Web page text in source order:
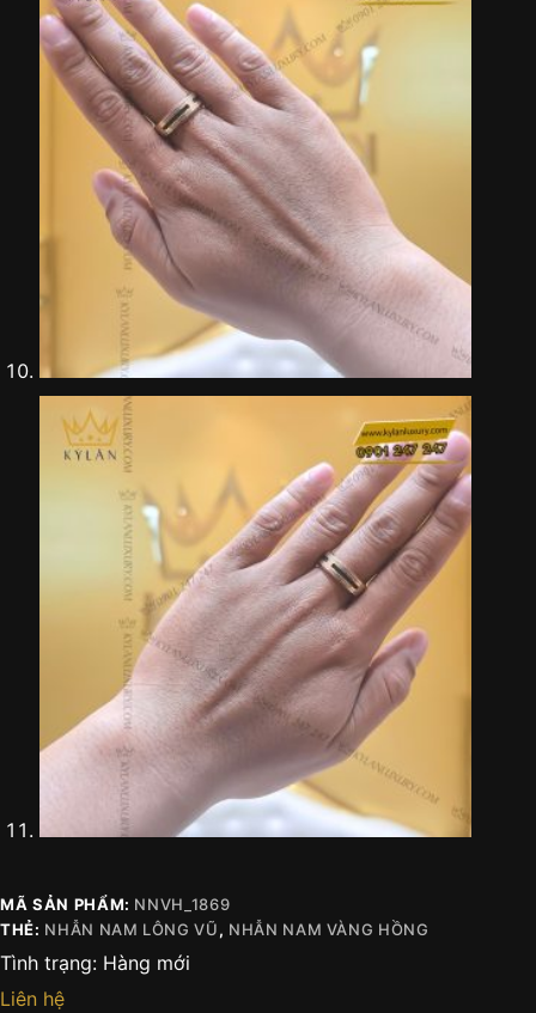
MÃ SẢN PHẨM: NNVH_1869
THẺ: NHẪN NAM LÔNG VŨ, NHẪN NAM VÀNG HỒNG
Tình trạng: Hàng mới
Liên hệ